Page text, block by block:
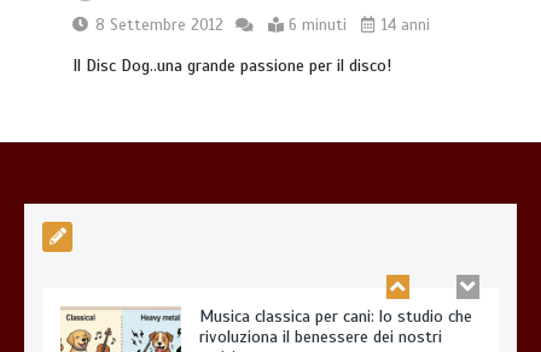
8 Settembre 2012
6 minuti 14 anni
Il Disc Dog..una grande passione per il disco!
Musica classica per cani: lo studio che
rivoluziona il benessere dei nostri